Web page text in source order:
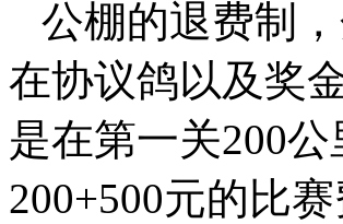
公棚的退费制
在协议鸽以及奖
是在第一关200
200+500元的比